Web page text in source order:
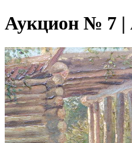
Аукцион № 7 |